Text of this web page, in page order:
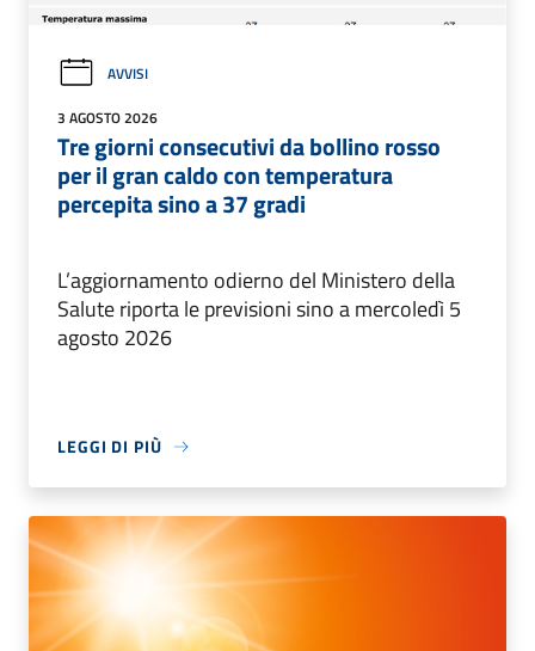
AVVISI
3 AGOSTO 2026
Tre giorni consecutivi da bollino rosso
per il gran caldo con temperatura
percepita sino a 37 gradi
L’aggiornamento odierno del Ministero della
Salute riporta le previsioni sino a mercoledì 5
agosto 2026
LEGGI DI PIÙ